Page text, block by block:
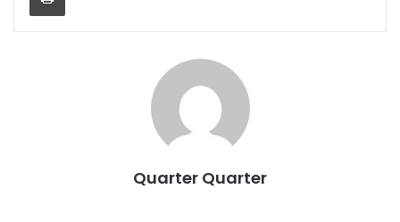
Quarter Quarter